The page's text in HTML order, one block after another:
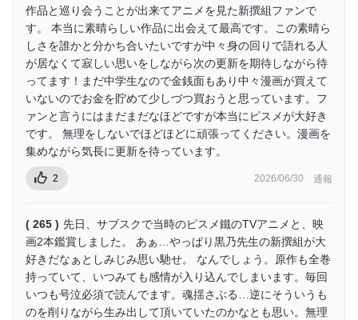
作品と巡り会うことが出来てアニメを見た新撰組ファンで
す。 本当に素晴らしい作品に出会えて最高です。この素晴ら
しさを誰かと分かち合いたいですが中々身の回りで語れる人
が居なくて寂しい思いをしながら次の更新を期待しながら待
ってます！まだ中学生なので金銭面もあり中々漫画が買えて
いないのでお金を貯めて少しづつ買おうと思っています。フ
ァンと言うにはまだまだなほどですが本当にピスメが大好き
です。 無理をしないでほどほどに頑張ってください。漫画を
集めながら気長に更新を待っています。
2 2026/06/30 通報
( 265 ) 先日、サブスクで当時のピスメ鐵のTVアニメと、映
画2本鑑賞しました。 あぁ…やっぱり黒乃先生の新撰組が大
好きだなぁとしみじみ思い馳せ。 なんでしょう。原作も全巻
持っていて、いつみても感情が入り込んでしまいます。毎回
いつも号泣必須で読んでます。魂揺さぶる…逆にそういうも
のを削りながら生み出して頂いていたのかなとも思い。無理